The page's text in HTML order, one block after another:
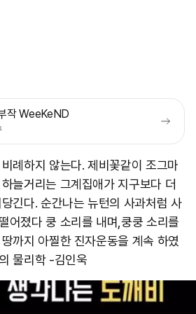
작 WeeKeND
례하지 않는다. 제비꽃같이 조그마
늘거리는 그계집애가 지구보다 더
긴다. 순간나는 뉴턴의 사과처럼 사
어졌다 쿵 소리를 내며,쿵쿵 소리를
까지 아찔한 진자운동을 계속 하였
물리학 -김인욱